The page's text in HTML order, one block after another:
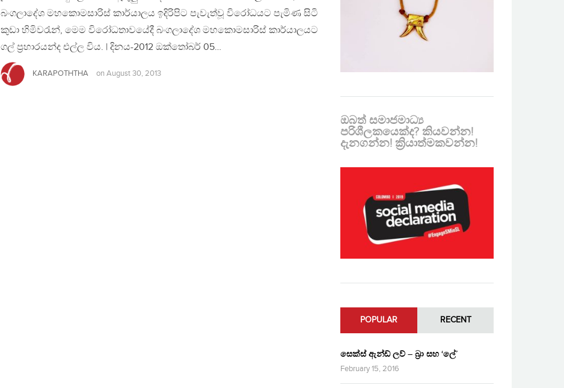
බංගලාදේශ මහකොමසාරිස් කාර්යාලය ඉදිරිපිට පැවැත්වූ විරෝධයට පැමිණ සිටි
කුඩා හිමිවරැන්, මෙම විරෝධතාවයේදී බංගලාදේශ මහකොමසාරිස් කාර්යාලයට
ගල් ප්‍රහාරයන්ද එල්ල විය. | දිනය-2012 ඔක්තෝබර් 05…
KARAPOTHTHA on August 30, 2013
ඔබත් සමාජමාධ්‍ය
පරිශීලකයෙක්ද? කියවන්න!
දැනගන්න! ක්‍රියාත්මකවන්න!
POPULAR RECENT
සෙක්ස් ඇන්ඩ් ලව් – බ්‍රා සහ ‘ලේ’
February 15, 2016